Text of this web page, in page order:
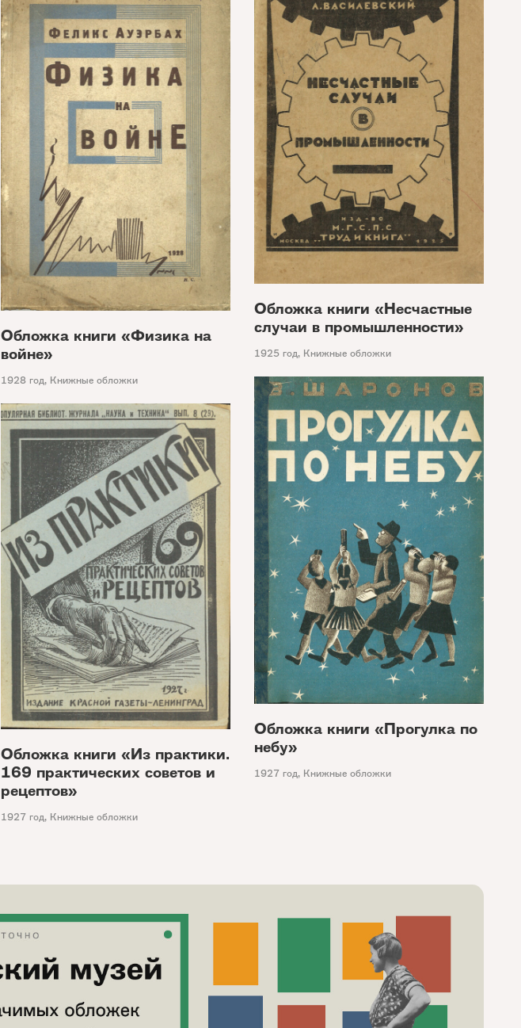
Обложка книги «Физика на
войне»
1928 год, Книжные обложки
Обложка книги «Несчастные
случаи в промышленности»
1925 год, Книжные обложки
Обложка книги «Прогулка по
небу»
1927 год, Книжные обложки
Обложка книги «Из практики.
169 практических советов и
рецептов»
1927 год, Книжные обложки